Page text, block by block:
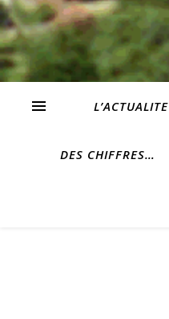
L’ACTUALITE
DES CHIFFRES…